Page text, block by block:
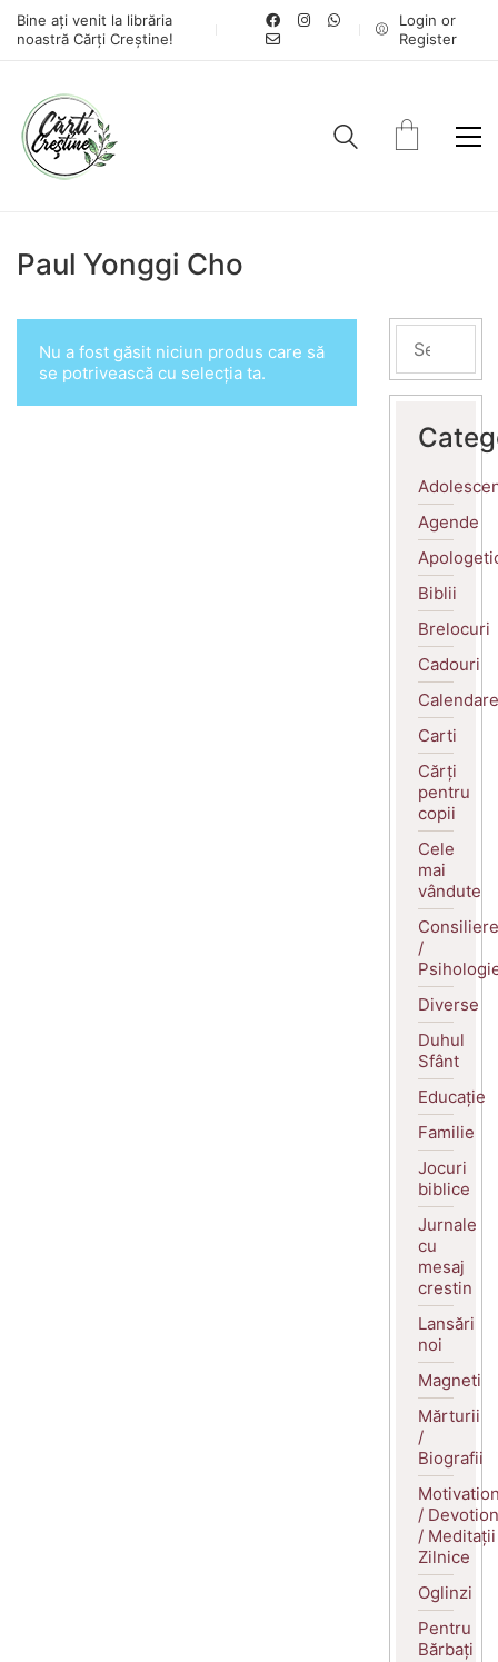
Bine ați venit la librăria
noastră Cărți Creștine!
Login or
Register
Paul Yonggi Cho
Nu a fost găsit niciun produs care să
se potrivească cu selecția ta.
Agende
Biblii
Brelocuri
Cadouri
Calendare
Carti
Cărți
pentru
copii
Cele
mai
vândute
Consiliere
/
Diverse
Duhul
Sfânt
Educație
Familie
Jocuri
biblice
Jurnale
cu
mesaj
crestin
Lansări
noi
Magneti
Mărturii
/
Biografii
/
/ Meditații
Zilnice
Oglinzi
Pentru
Bărbați